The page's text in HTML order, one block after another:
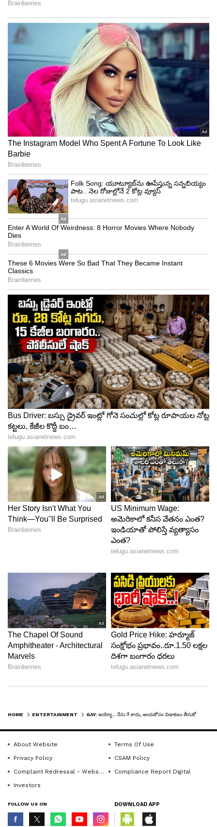
Image Credit : StockPhoto
రెండేళ్లకే పెళ్లి పెటాకులు!
2022లో మౌనీ రాయ్, సూరజ్ నంబియార్ ఒకరినొకరు
ఇష్టపడి పెళ్లి చేసుకున్నారు. కానీ వారిద్దరూ రెండేళ్లుగా
దూరంగా ఉంటున్నారని వార్తలు వచ్చాయి. తరువాత
పరస్పర అంగీకారంతోనే విడాకులు తీసుకున్నట్లు
వార్తలొచ్చాయి. ప్రస్తుతం మౌనీ రాయ్ సినిమాలు, రియాలిటీ
షోలతో బిజీగా ఉంది.
LATEST VIDEOS
ABOUT THE AUTHOR
HC Haritha Chappa
హరిత ఏసియా నెట్‌లో చీఫ్ సబ్ ఎడిటర్ గా పనిచేస్తున్నారు.
జర్నలిజంలో పీజీ పూర్తి చేశారు. ఈనాడు, సమయం, ఆంధ్రజ్యోతి,
ఏబీపీ నెట్ వర్క్, హిందూస్థాన్ టైమ్స్ లో పనిచేశారు. ప్రింట్,
డిజిటర్ మీడియాలో 18 ఏళ్ల అనుభవం ఉంది. ఏసియా నెట్ లైఫ్
స్టైల్, బిజినెస్, ఓటీటీ మూవీ కంటెంట్, ఆస్ట్రాలజీ కంటెంట్ రాస్తారు.
వినోదం
Follow Us
HOME ENTERTAINMENT
About Website
Terms Of Use
Privacy Policy
CSAM Policy
Complaint Redressal - Website
Compliance Report Digital
Investors
FOLLOW US ON DOWNLOAD APP